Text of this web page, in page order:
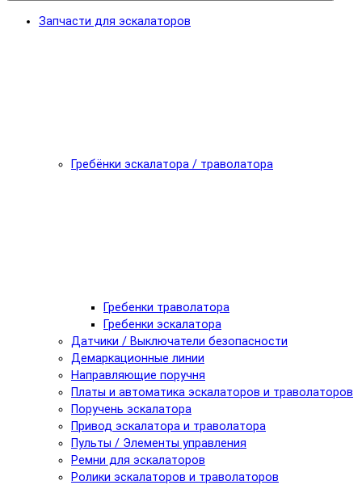
Запчасти для эскалаторов
Гребёнки эскалатора / траволатора
Гребенки траволатора
Гребенки эскалатора
Датчики / Выключатели безопасности
Демаркационные линии
Направляющие поручня
Платы и автоматика эскалаторов и траволаторов
Поручень эскалатора
Привод эскалатора и траволатора
Пульты / Элементы управления
Ремни для эскалаторов
Ролики эскалаторов и траволаторов